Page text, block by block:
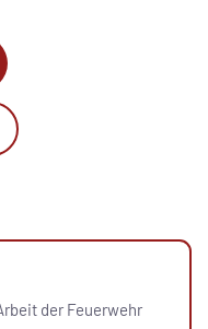
der Feuerwehr